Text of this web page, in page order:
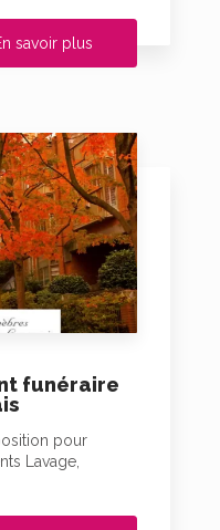
savoir plus
funéraire
pour
Lavage,